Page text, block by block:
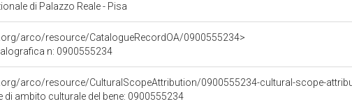
di Palazzo Reale - Pisa
arco/resource/CatalogueRecordOA/0900555234>
n: 0900555234
arco/resource/CulturalScopeAttribution/0900555234-cultural-scope-
di ambito culturale del bene: 0900555234